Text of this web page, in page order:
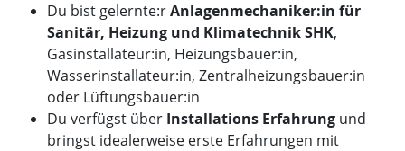
Du bist gelernte:rAnlagenmechaniker:in für
Sanitär, Heizung und Klimatechnik SHK,
Gasinstallateur:in, Heizungsbauer:in,
Wasserinstallateur:in, Zentralheizungsbauer:in
oder Lüftungsbauer:in
Du verfügst über Installations Erfahrung und
bringst idealerweise erste Erfahrungen mit